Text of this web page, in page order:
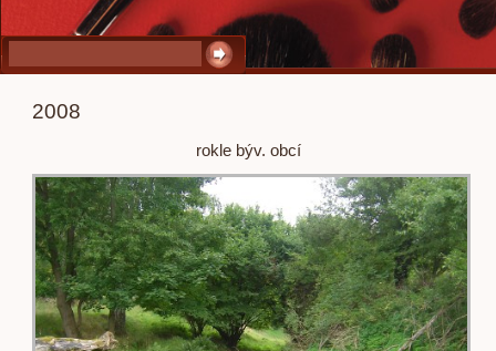
2008
rokle býv. obcí